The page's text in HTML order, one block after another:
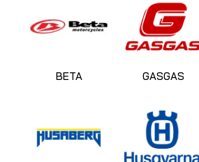
BETA GASGAS